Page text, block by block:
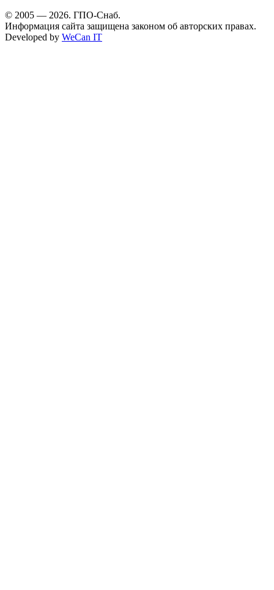
© 2005 — 2026. ГПО-Снаб.
Информация сайта защищена законом об авторских правах.
Developed by WeCan IT